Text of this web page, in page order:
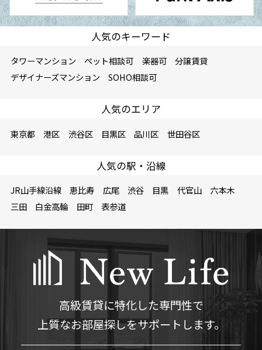
人気のキーワード
タワーマンション ペット相談可 楽器可
分譲賃貸
デザイナーズマンション
SOHO相談可
人気のエリア
東京都 港区 渋谷区 目黒区 品川区 世田谷区
人気の駅・沿線
JR山手線沿線 恵比寿 広尾 渋谷 目黒 代官山
六本木
三田
白金高輪 田町 表参道
高級賃貸に特化した専門性で
上質なお部屋探しをサポートします。